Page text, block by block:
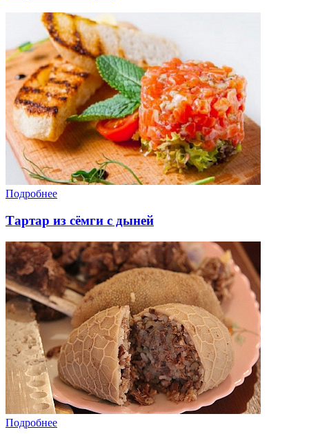
Подробнее
Тартар из сёмги с дыней
Подробнее